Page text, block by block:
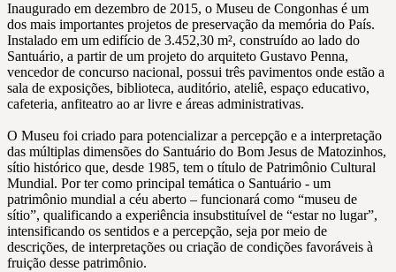
Inaugurado em dezembro de 2015, o Museu de Congonhas é um
dos mais importantes projetos de preservação da memória do País.
Instalado em um edifício de 3.452,30 m², construído ao lado do
Santuário, a partir de um projeto do arquiteto Gustavo Penna,
vencedor de concurso nacional, possui três pavimentos onde estão a
sala de exposições, biblioteca, auditório, ateliê, espaço educativo,
cafeteria, anfiteatro ao ar livre e áreas administrativas.
O Museu foi criado para potencializar a percepção e a interpretação
das múltiplas dimensões do Santuário do Bom Jesus de Matozinhos,
sítio histórico que, desde 1985, tem o título de Patrimônio Cultural
Mundial. Por ter como principal temática o Santuário - um
patrimônio mundial a céu aberto – funcionará como “museu de
sítio”, qualificando a experiência insubstituível de “estar no lugar”,
intensificando os sentidos e a percepção, seja por meio de
descrições, de interpretações ou criação de condições favoráveis à
fruição desse patrimônio.